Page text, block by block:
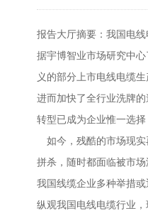
报告大厅摘要：我国电
据宇博智业市场研究中心了
义的部分上市电线电缆生
进而加快了全行业洗牌的
转型已成为企业惟一选
如今，残酷的市场现实
拼杀，随时都面临被市场
我国线缆企业多种举措
纵观我国电线电缆行业，